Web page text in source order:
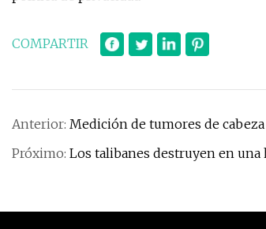
COMPARTIR
Anterior: Medición de tumores de
Próximo: Los talibanes destruyen en